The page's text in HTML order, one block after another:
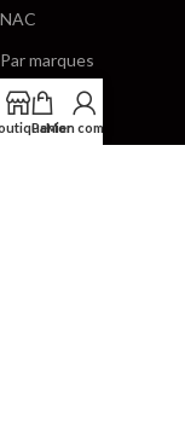
NAC
Par marques
Panier
Mon compte